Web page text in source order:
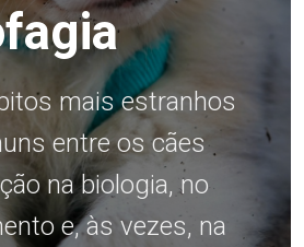
mais estranhos
entre os cães
na biologia, no
e, às vezes, na